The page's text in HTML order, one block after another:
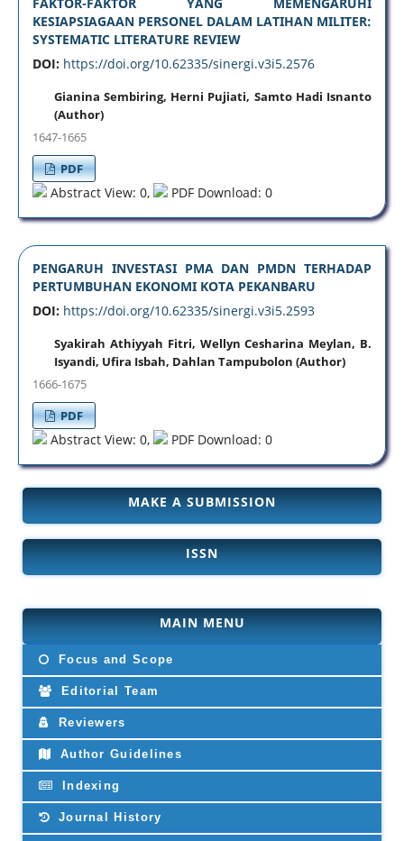
FAKTOR-FAKTOR YANG MEMENGARUHI
KESIAPSIAGAAN PERSONEL DALAM LATIHAN MILITER:
SYSTEMATIC LITERATURE REVIEW
DOI: https://doi.org/10.62335/sinergi.v3i5.2576
Gianina Sembiring, Herni Pujiati, Samto Hadi Isnanto
(Author)
1647-1665
PDF
Abstract View: 0, PDF Download: 0
PENGARUH INVESTASI PMA DAN PMDN TERHADAP
PERTUMBUHAN EKONOMI KOTA PEKANBARU
DOI: https://doi.org/10.62335/sinergi.v3i5.2593
Syakirah Athiyyah Fitri, Wellyn Cesharina Meylan, B.
Isyandi, Ufira Isbah, Dahlan Tampubolon (Author)
1666-1675
PDF
Abstract View: 0, PDF Download: 0
MAKE A SUBMISSION
ISSN
MAIN MENU
Focus and Scope
Editorial Team
Reviewers
Author Guidelines
Indexing
Journal History